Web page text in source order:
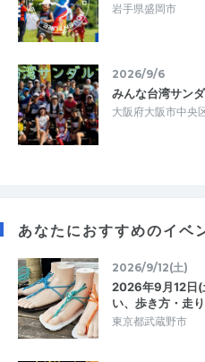
岩手県盛岡市
2026/9/6
みんな台湾サン
大阪府大阪市中央
あなたにおすすめのイベ
2026/9/12(土)
2026年9月12日(
い、歩き方・走
東京都武蔵野市